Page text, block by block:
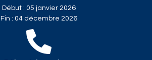
Début : 05 janvier 2026
Fin : 04 décembre 2026